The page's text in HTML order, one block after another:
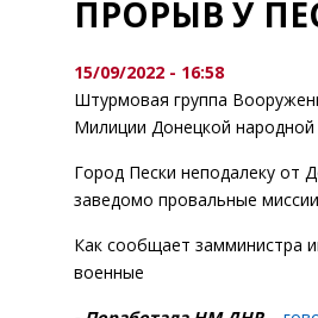
ПРОРЫВ У
15/09/2022 - 16:58
Штурмовая группа
Милиции Донецкой народной
Город Пески неподалеку от
заведомо провальные
Как сообщает замминистра
военные